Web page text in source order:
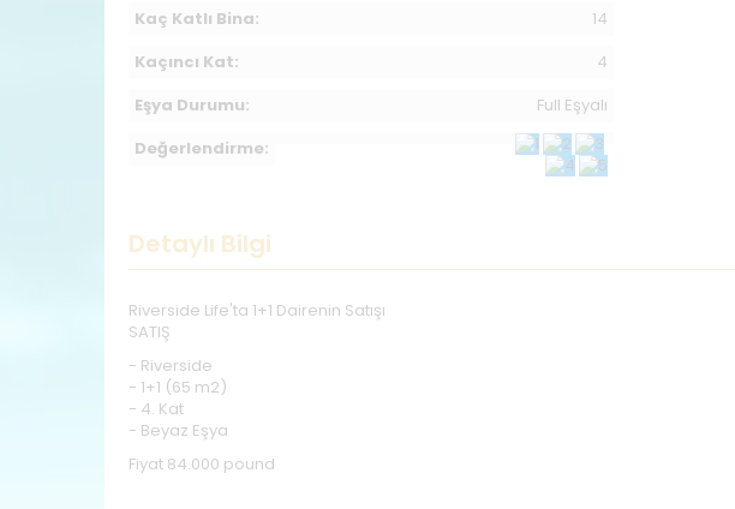
Kaç Katlı Bina:
14
Kaçıncı Kat:
4
Eşya Durumu:
Full Eşyalı
Değerlendirme:
Detaylı Bilgi
Riverside Life'ta 1+1 Dairenin Satışı
SATIŞ
- Riverside
- 1+1 (65 m2)
- 4. Kat
- Beyaz Eşya
Fiyat 84.000 pound